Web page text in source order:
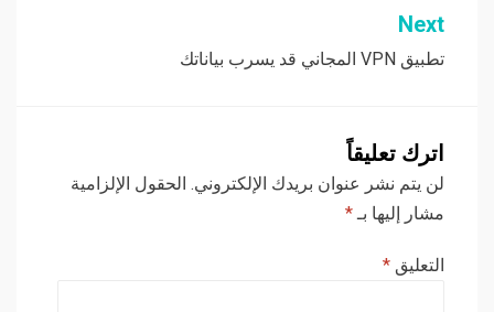
Next
تطبيق VPN المجاني قد يسرب بياناتك
اترك تعليقاً
لن يتم نشر عنوان بريدك الإلكتروني. الحقول الإلزامية
مشار إليها بـ*
التعليق *